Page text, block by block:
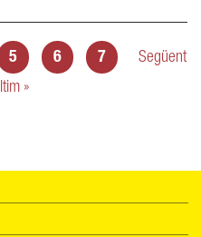
5 6 7
Següent
»